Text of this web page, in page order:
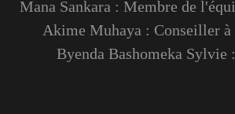
Mana Sankara : Membre de
Akime Muhaya : Conseiller à
Byenda Bashomeka Sylvie